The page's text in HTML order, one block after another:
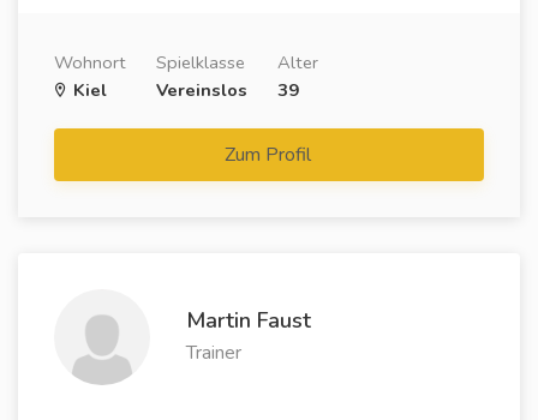
Wohnort
Kiel
Spielklasse
Vereinslos
Alter
39
Zum Profil
Martin Faust
Trainer